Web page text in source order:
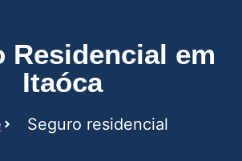
Residencial em
Itaóca
Seguro residencial